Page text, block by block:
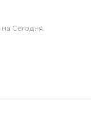
Сегодня.